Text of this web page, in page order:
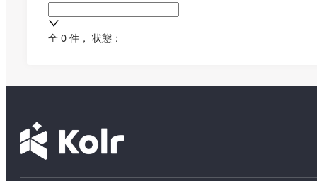
全 0 件 ， 状態：